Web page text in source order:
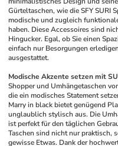
Gürteltaschen, wie die SFY SURI
modische und zugleich
haben. Diese Accessoires sind
Hingucker. Egal, ob Sie einen
einfach nur Besorgungen
ausgestattet.
Modische Akzente setzen mit
Shopper und Umhängetaschen
die ein modisches Statement
Marry in black bietet genügend
unglaublich stylisch aus. Die
ist perfekt für den täglichen
Taschen sind nicht nur praktisch,
gewisse Etwas. Dank der